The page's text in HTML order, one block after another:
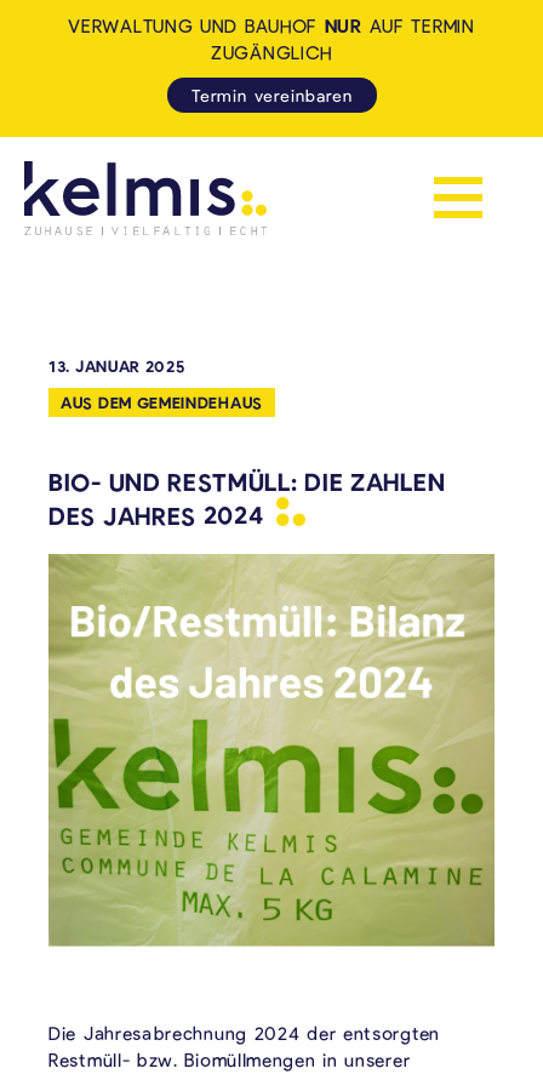
Navigation
VERWALTUNG UND BAUHOF NUR AUF TERMIN
ZUGÄNGLICH
Termin vereinbaren
13. JANUAR 2025
AUS DEM GEMEINDEHAUS
BIO- UND RESTMÜLL: DIE ZAHLEN
DES JAHRES 2024
Die Jahresabrechnung 2024 der entsorgten
Restmüll- bzw. Biomüllmengen in unserer